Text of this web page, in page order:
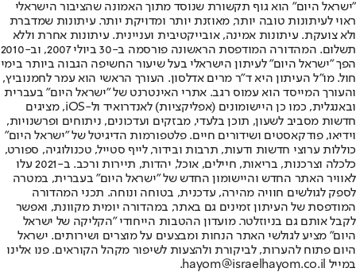
"ישראל היום" הוא גוף תקשורת שנוסד מתוך האמונה שהציבור הישראלי
ראוי לעיתונות טובה יותר, מאוזנת יותר ומדויקת יותר. עיתונות שמדברת
ולא צועקת. עיתונות אמינה, אובייקטיבית ועניינית. עיתונות אחרת וללא
תשלום. המהדורה המודפסת הראשונה פורסמה ב-30 ביולי 2007, וב-2010
הפך "ישראל היום" לעיתון הישראלי בעל שיעור החשיפה הגבוה ביותר בימי
חול. מו"ל העיתון היא ד"ר מרים אדלסון. העורך הראשי הוא עמר לחמנוביץ,
והעורך המייסד הוא עמוס רגב. אתרי האינטרנט של "ישראל היום" בעברית
ובאנגלית, כמו כן היישומונים (אפליקציות) לאנדרואיד ול-iOS, מציגים
חדשות מסביב לשעון, תוכן בלעדי, מבזקים ועדכונים, ניתוחים ופרשנויות,
וידיאו, פודקאסטים ושידורים חיים. פלטפורמות הדיגיטל של "ישראל היום"
כוללות ערוצי חדשות ודעות, תרבות ובידור, לייף סטייל, טכנולוגיה, ספורט,
כלכלה וצרכנות, בריאות, חיילים, אוכל, יהדות, תיירות ורכב. ב-2021 עלו
לאוויר האתר החדש והיישומון החדש של "ישראל היום" בעברית, במטרה
לספק לגולשים חוויה מהירה, עדכנית, בטוחה ונוחה. תכני המהדורה
המודפסת של העיתון זמינים גם באתר, במהדורה יומית מקוונת, ואפשר
לקבל אותם גם בניוזלטר. מועדון ההטבות הייחודי "הקליקה של ישראל
היום" מציע לגולשי האתר הנחות ומבצעים על מוצרים ושירותים. ישראל
היום פתוח להערות, לביקורת ולהצעות לשיפור מקהל הקוראים. פנו אלינו
במייל hayom@israelhayom.co.il.